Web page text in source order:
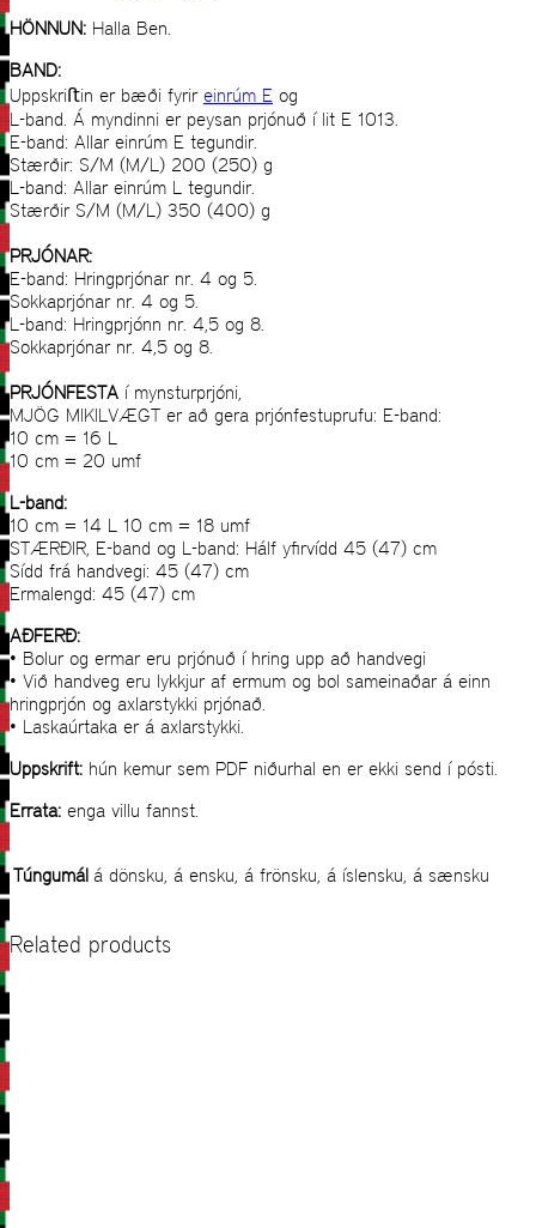
HÖNNUN: Halla Ben.
BAND:
Uppskriﬅin er bæði fyrir einrúm E og
L-band. Á myndinni er peysan prjónuð í lit E 1013.
E-band: Allar einrúm E tegundir.
Stærðir: S/M (M/L) 200 (250) g
L-band: Allar einrúm L tegundir.
Stærðir S/M (M/L) 350 (400) g
PRJÓNAR:
E-band: Hringprjónar nr. 4 og 5.
Sokkaprjónar nr. 4 og 5.
L-band: Hringprjónn nr. 4,5 og 8.
Sokkaprjónar nr. 4,5 og 8.
PRJÓNFESTA í mynsturprjóni,
MJÖG MIKILVÆGT er að gera prjónfestuprufu: E-band:
10 cm = 16 L
10 cm = 20 umf
L-band:
10 cm = 14 L 10 cm = 18 umf
STÆRÐIR, E-band og L-band: Hálf yﬁrvídd 45 (47) cm
Sídd frá handvegi: 45 (47) cm
Ermalengd: 45 (47) cm
AÐFERÐ:
• Bolur og ermar eru prjónuð í hring upp að handvegi
• Við handveg eru lykkjur af ermum og bol sameinaðar á einn
hringprjón og axlarstykki prjónað.
• Laskaúrtaka er á axlarstykki.
Uppskrift: hún kemur sem PDF niðurhal en er ekki send í pósti.
Errata: enga villu fannst.
Túngumál á dönsku, á ensku, á frönsku, á íslensku, á sænsku
Related products